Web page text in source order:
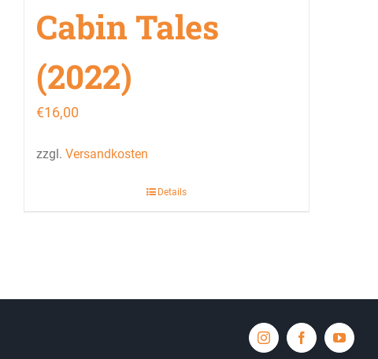
Cabin Tales
(2022)
€16,00
zzgl. Versandkosten
Details
InstagramFacebook